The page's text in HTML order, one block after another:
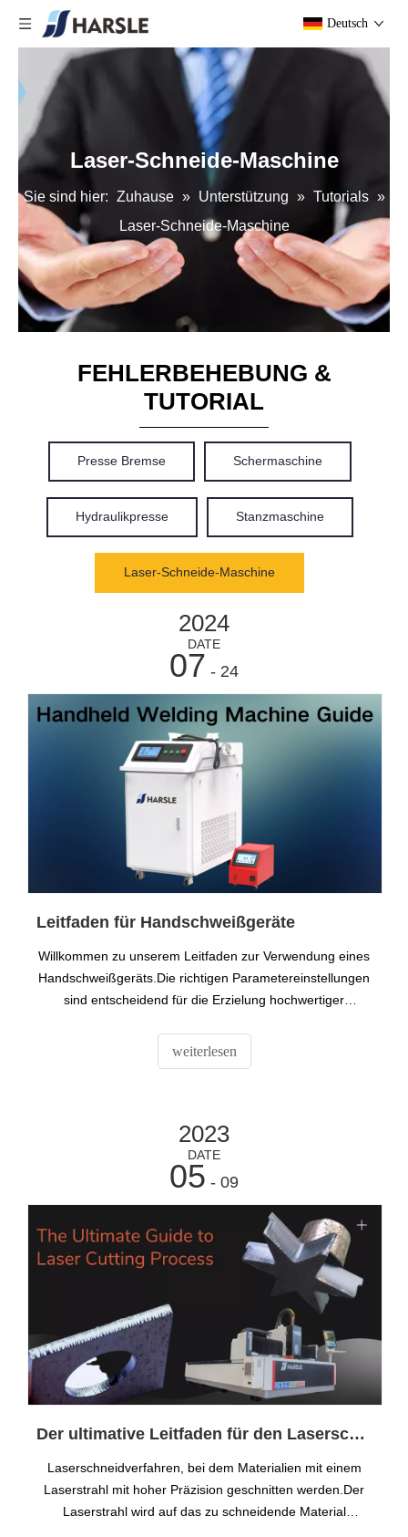
Deutsch
Laser-Schneide-Maschine
Sie sind hier: Zuhause » Unterstützung » Tutorials »
Laser-Schneide-Maschine
FEHLERBEHEBUNG &
TUTORIAL
Presse Bremse Schermaschine
Hydraulikpresse Stanzmaschine
Laser-Schneide-Maschine
2024
DATE
07 - 24
Leitfaden für Handschweißgeräte
Willkommen zu unserem Leitfaden zur Verwendung eines
Handschweißgeräts.Die richtigen Parametereinstellungen
sind entscheidend für die Erzielung hochwertiger
Schweißprinzipien, ein detailliertes Prozessbeispiel und
Tipps zur Feinabstimmung Ihrer Maschine.
weiterlesen
2023
DATE
05 - 09
Der ultimative Leitfaden für den Laserschneidprozess
Laserschneidverfahren, bei dem Materialien mit einem
Laserstrahl mit hoher Präzision geschnitten werden.Der
Laserstrahl wird auf das zu schneidende Material